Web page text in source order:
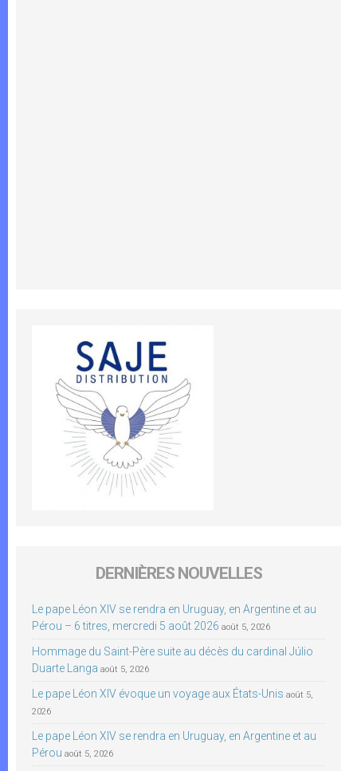
DERNIÈRES NOUVELLES
Le pape Léon XIV se rendra en Uruguay, en Argentine et au
Pérou – 6 titres, mercredi 5 août 2026 août 5, 2026
Hommage du Saint-Père suite au décès du cardinal Júlio
Duarte Langa août 5, 2026
Le pape Léon XIV évoque un voyage aux États-Unis août 5,
2026
Le pape Léon XIV se rendra en Uruguay, en Argentine et au
Pérou août 5, 2026